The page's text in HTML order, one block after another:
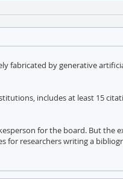
fabricated by generative
includes at least 15
for the board. But the
for researchers writing a